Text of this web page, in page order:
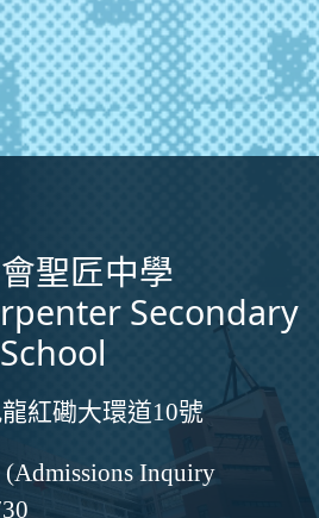
聖匠中學
Secondary
School
紅磡大環道10號
(Admissions Inquiry